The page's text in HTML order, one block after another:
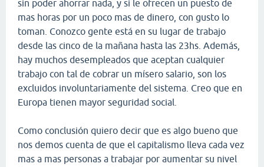
sin poder ahorrar nada, y si le ofrecen un puesto de
mas horas por un poco mas de dinero, con gusto lo
toman. Conozco gente está en su lugar de trabajo
desde las cinco de la mañana hasta las 23hs. Además,
hay muchos desempleados que aceptan cualquier
trabajo con tal de cobrar un mísero salario, son los
excluidos involuntariamente del sistema. Creo que en
Europa tienen mayor seguridad social.
Como conclusión quiero decir que es algo bueno que
nos demos cuenta de que el capitalismo lleva cada vez
mas a mas personas a trabajar por aumentar su nivel